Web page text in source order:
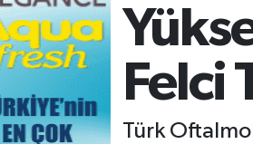
Felci
Türk
İstanbul Namaz Vakitleri
Trafik Durumu
Süper Lig Puan Durumu ve